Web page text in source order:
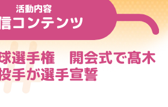
活動内容
コンテンツ
選手権 開会式で髙木
手が選手宣誓